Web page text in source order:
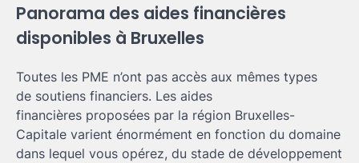
Panorama des aides financières
disponibles à Bruxelles
Toutes les PME n’ont pas accès aux mêmes types
de soutiens financiers. Les aides
financières proposées par la région Bruxelles-
Capitale varient énormément en fonction du domaine
dans lequel vous opérez, du stade de développement